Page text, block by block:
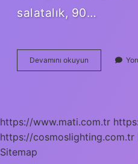
salatalık, 90…
Devamını okuyun
Bitki
https://www.mati.com.tr
https://cosmoslighting.com.tr
Sitemap